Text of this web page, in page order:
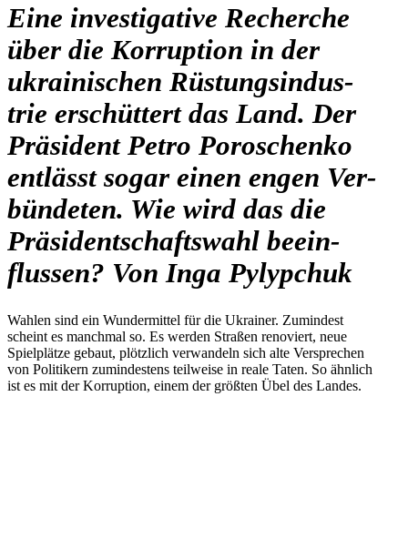
Eine inves­ti­ga­tive Recher­che
über die Kor­rup­tion in der
ukrai­ni­schen Rüs­tungs­in­dus­
trie erschüt­tert das Land. Der
Prä­si­dent Petro Poro­schenko
ent­lässt sogar einen engen Ver­
bün­de­ten. Wie wird das die
Prä­si­dent­schafts­wahl beein­
flus­sen? Von Inga Pylypchuk
Wahlen sind ein Wun­der­mit­tel für die Ukrai­ner. Zumin­dest
scheint es manch­mal so. Es werden Straßen reno­viert, neue
Spiel­plätze gebaut, plötz­lich ver­wan­deln sich alte Ver­spre­chen
von Poli­ti­kern zumin­des­tens teil­weise in reale Taten. So ähnlich
ist es mit der Kor­rup­tion, einem der größten Übel des Landes.